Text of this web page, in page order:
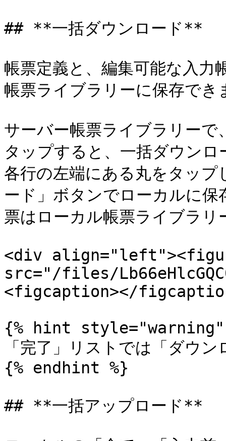
## **一括ダウンロード**
帳票定義と、編集可能な入力
帳票ライブラリーに保存で
サーバー帳票ライブラリー
タップすると、一括ダウン
各行の左端にある丸をタッ
ード」ボタンでローカルに
票はローカル帳票ライブラリ
<div
src="/files/
<figcaption></
{% hint style="warning"
「完了」リストでは「ダウ
{% endhint %}
## **一括アップロード**